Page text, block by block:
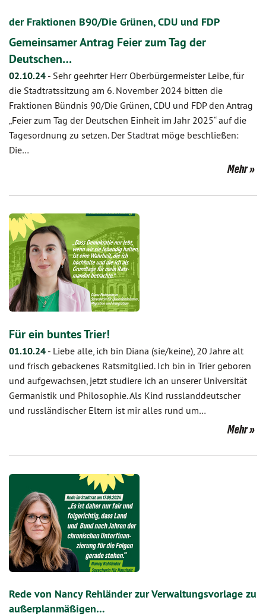
der Fraktionen B90/Die Grünen, CDU und FDP
Gemeinsamer Antrag Feier zum Tag der
Deutschen…
02.10.24 - Sehr geehrter Herr Oberbürgermeister Leibe, für
die Stadtratssitzung am 6. November 2024 bitten die
Fraktionen Bündnis 90/Die Grünen, CDU und FDP den Antrag
„Feier zum Tag der Deutschen Einheit im Jahr 2025“ auf die
Tagesordnung zu setzen. Der Stadtrat möge beschließen:
Die…
Mehr
Für ein buntes Trier!
01.10.24 - Liebe alle, ich bin Diana (sie/keine), 20 Jahre alt
und frisch gebackenes Ratsmitglied. Ich bin in Trier geboren
und aufgewachsen, jetzt studiere ich an unserer Universität
Germanistik und Philosophie. Als Kind russlanddeutscher
und russländischer Eltern ist mir alles rund um…
Mehr
Rede von Nancy Rehländer zur Verwaltungsvorlage zu
außerplanmäßigen…